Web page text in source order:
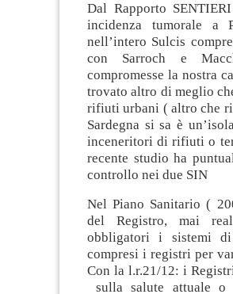
Dal Rapporto
incidenza tumorale a
nell’intero Sulcis
con Sarroch e
compromesse la nostra
trovato altro di meglio
rifiuti urbani ( altro che
Sardegna si sa è
inceneritori di rifiuti o
recente studio ha
controllo nei due SIN
Nel Piano Sanitario (
del Registro, mai
obbligatori i sistemi di
compresi i registri per
Con la l.r.21/12: i
sulla salute attuale o